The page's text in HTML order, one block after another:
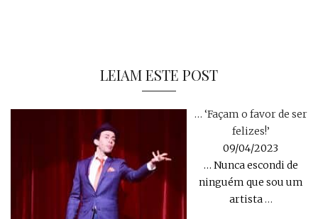
LEIAM ESTE POST
… ‘Façam o favor de ser
felizes!’
09/04/2023
… Nunca escondi de
ninguém que sou um
artista…